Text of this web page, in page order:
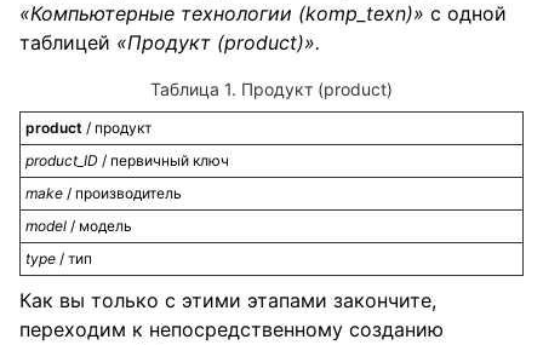
«Компьютерные технологии (komp_ texn)» с одной
таблицей «Продукт (product)».
Продукт (product)
product / продукт
product_ ID / первичный ключ
make / производитель
model / модель
type / тип
Как вы только с этими этапами закончите,
переходим к непосредственному созданию